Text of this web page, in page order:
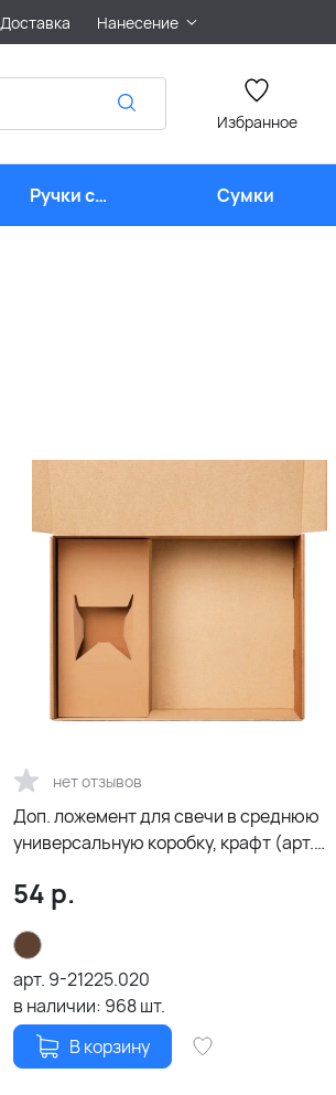
Доставка Нанесение
Избранное
Ручки с
логотипом
Сумки
нет отзывов
Доп. ложемент для свечи в среднюю
универсальную коробку, крафт (арт.
54 р.
арт. 9-21225.020
в наличии: 968шт.
В корзину